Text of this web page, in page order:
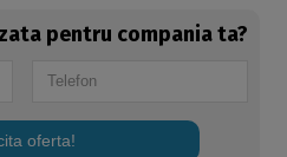
pentru compania ta?
oferta!